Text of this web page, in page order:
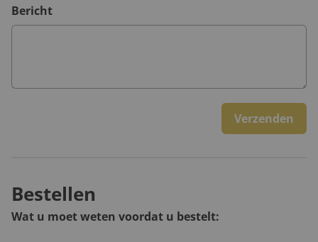
Bericht
Verzenden
Bestellen
Wat u moet weten voordat u bestelt: